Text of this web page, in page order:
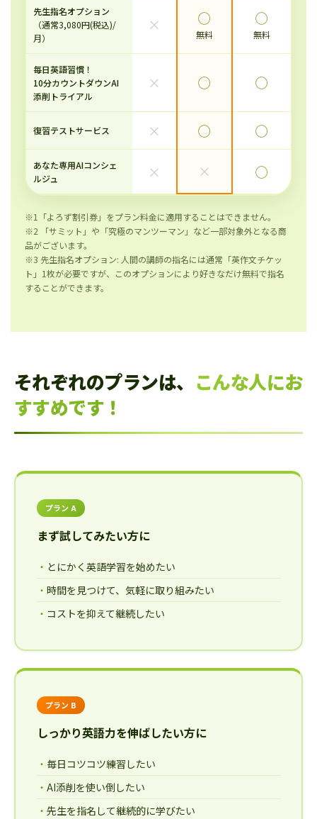
先生指名オプション
（通常3,080円(税込)/
月）
× ◯
無料
◯
無料
毎日英語習慣！
10分カウントダウンAI
添削トライアル
× ◯ ◯
復習テストサービス × ◯ ◯
あなた専用AIコンシェ
ルジュ
× × ◯
※1「よろず割引券」をプラン料金に適用することはできません。
※2 「サミット」や「究極のマンツーマン」など一部対象外となる商
品がございます。
※3 先生指名オプション: 人間の講師の指名には通常「英作文チケッ
ト」1枚が必要ですが、このオプションにより好きなだけ無料で指名
することができます。
それぞれのプランは、 こんな人にお
すすめです！
プラン A
まず試してみたい方に
とにかく英語学習を始めたい
時間を見つけて、気軽に取り組みたい
コストを抑えて継続したい
プラン B
しっかり英語力を伸ばしたい方に
毎日コツコツ練習したい
AI添削を使い倒したい
先生を指名して継続的に学びたい